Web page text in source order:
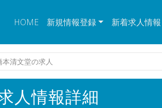
HOME 新規情報登録 新着求人情報
清文堂の求人
人情報詳細